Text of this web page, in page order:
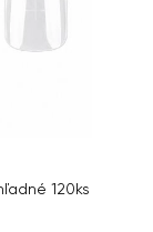
120ks